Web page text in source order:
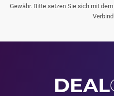
Gewähr. Bitte setzen Sie sich mit